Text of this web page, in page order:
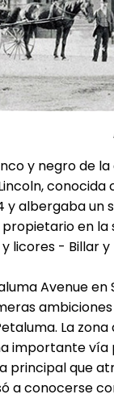
y negro de
conocida
y albergaba un
en la
licores - Billar y
Avenue
La
importante vía
que
a conocerse